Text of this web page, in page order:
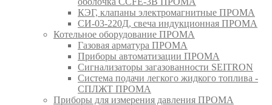
КЭГ, клапаны электромагнитные ПРОМА
СИ-03-220Д, свеча индукционная ПРОМА
Котельное оборудование ПРОМА
Газовая арматура ПРОМА
Приборы автоматизации ПРОМА
Сигнализаторы загазованности SEITRON
Система подачи легкого жидкого топлива -
СПЛЖТ ПРОМА
Приборы для измерения давления ПРОМА